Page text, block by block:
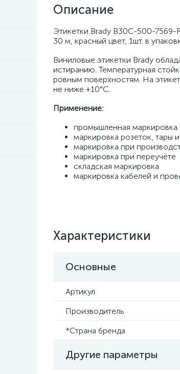
Описание
Этикетки Brady B30C-500-7569-
30 м, красный цвет, 1шт. в
Виниловые этикетки Brady
истиранию. Температурная
ровным поверхностям. На
не ниже +10°C.
Применение:
промышленная маркировка
маркировка розеток, тары
маркировка при
маркировка при переучёте
складская маркировка
маркировка кабелей и
Характеристики
Основные
Артикул
Производитель
*Страна бренда
Другие параметры